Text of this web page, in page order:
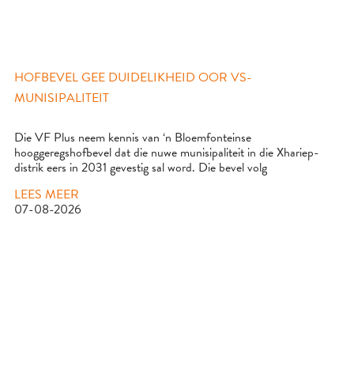
HOFBEVEL GEE DUIDELIKHEID OOR VS-
MUNISIPALITEIT
Die VF Plus neem kennis van ‘n Bloemfonteinse
hooggeregshofbevel dat die nuwe munisipaliteit in die Xhariep-
distrik eers in 2031 gevestig sal word. Die bevel volg
LEES MEER
07-08-2026